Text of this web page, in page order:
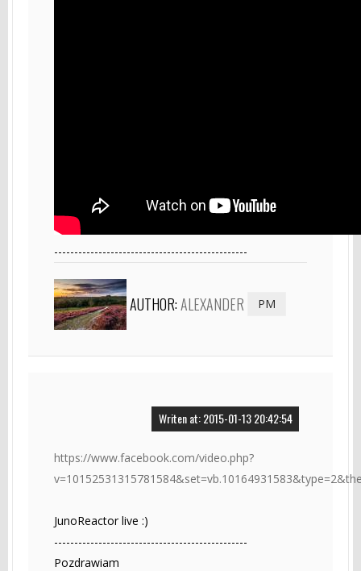
------------------------------------------------
AUTHOR:ALEXANDER PM
Writen at: 2015-01-13 20:42:54
https://www.facebook.com/video.php?
JunoReactor live :)
------------------------------------------------
Pozdrawiam